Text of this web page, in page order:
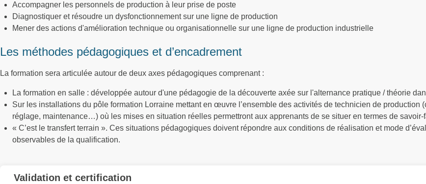
Accompagner les personnels de production à leur prise de poste
Diagnostiquer et résoudre un dysfonctionnement sur une ligne de production
Mener des actions d'amélioration technique ou organisationnelle sur une ligne de production industrielle
Les méthodes pédagogiques et d’encadrement
La formation sera articulée autour de deux axes pédagogiques comprenant :
La formation en salle : développée autour d'une pédagogie de la découverte axée sur l'alternance pratique / théorie
Sur les installations du pôle formation Lorraine mettant en œuvre l’ensemble des activités de technicien de production
réglage, maintenance…) où les mises en situation réelles permettront aux apprenants de se situer en termes de savoir-
« C’est le transfert terrain ». Ces situations pédagogiques doivent répondre aux conditions de réalisation et mode
observables de la qualification.
Validation et certification